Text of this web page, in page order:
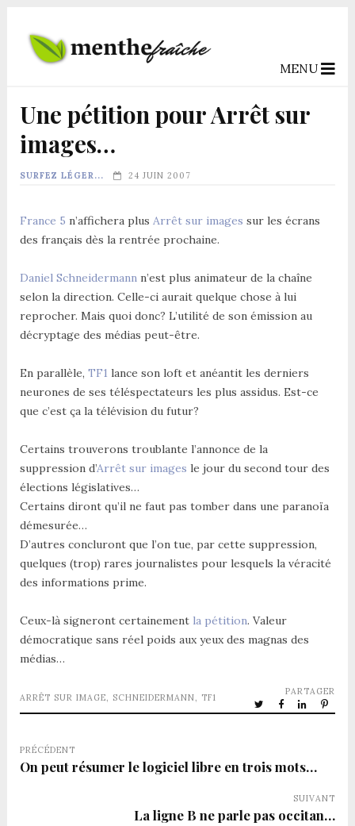
MENU
Une pétition pour Arrêt sur
images…
SURFEZ LÉGER... 24 JUIN 2007
France 5 n’affichera plus Arrêt sur images sur les écrans
des français dès la rentrée prochaine.
Daniel Schneidermannn’est plus animateur de la chaîne
selon la direction. Celle-ci aurait quelque chose à lui
reprocher. Mais quoi donc? L’utilité de son émission au
décryptage des médias peut-être.
En parallèle, TF1 lance son loft et anéantit les derniers
neurones de ses téléspectateurs les plus assidus. Est-ce
que c’est ça la télévision du futur?
Certains trouverons troublante l’annonce de la
suppression d’Arrêt sur images le jour du second tour des
élections législatives…
Certains diront qu’il ne faut pas tomber dans une paranoïa
démesurée…
D’autres concluront que l’on tue, par cette suppression,
quelques (trop) rares journalistes pour lesquels la véracité
des informations prime.
Ceux-là signeront certainement la pétition. Valeur
démocratique sans réel poids aux yeux des magnas des
médias…
ARRÊT SUR IMAGE, SCHNEIDERMANN, TF1
PARTAGER
PRÉCÉDENT
On peut résumer le logiciel libre en trois mots…
SUIVANT
La ligne B ne parle pas occitan…